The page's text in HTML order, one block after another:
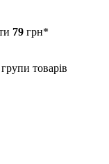
79 грн*
товарів